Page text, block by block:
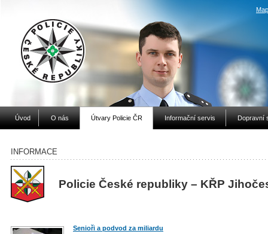
Úvod O nás Útvary Policie ČR Informační servis Dopravní
INFORMACE
Policie České republiky – KŘP
Senioři a podvod za miliardu